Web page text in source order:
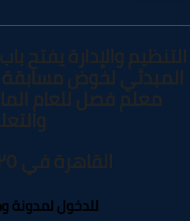
والإدارة يفتح
معلم فصل للعام
القاهرة في ٢٥ يوليو٢٠٢٣
للدخول لمدونة